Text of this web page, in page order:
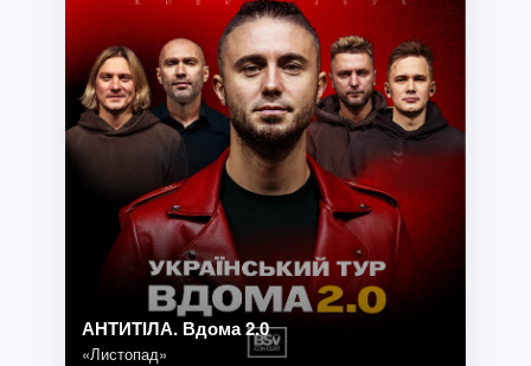
АНТИТІЛА. Вдома 2.0
«Листопад»